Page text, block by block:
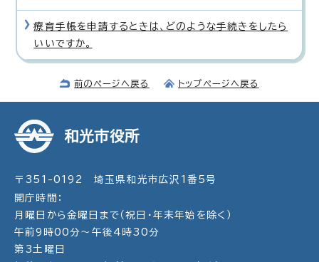
療育手帳を申請するときは、どのような手続きをしたら
いいですか。
前のページへ戻る トップページへ戻る
和光市役所
〒351-0192 埼玉県和光市広沢1番5号
開庁時間：
月曜日から金曜日まで（祝日・年末年始を除く）
午前9時00分～午後4時30分
第3土曜日